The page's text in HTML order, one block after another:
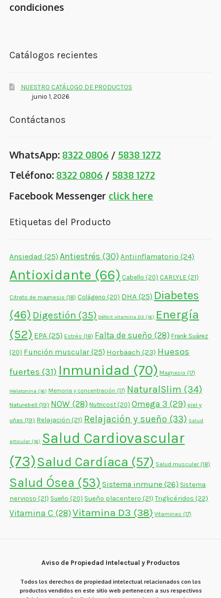
condiciones
Catálogos recientes
NUESTRO CATÁLOGO DE PRODUCTOS
junio 1, 2026
Contáctanos
WhatsApp: 8322 0806 / 5838 1272
Teléfono: 8322 0806 / 5838 1272
Facebook Messenger click here
Etiquetas del Producto
Ansiedad (25) Antiestrés (30)Antiinflamatorio (24)
Antioxidante (66) Cabello (20) CARLYLE(21)
Citrato de magnesio (18) Colágeno (20) DHA (25) Diabetes
(46) Digestión (35) Déficit vitamina D3 (16) Energía
(52) EPA (25) Estrés (18) Falta de sueño (28) Frank Suárez
(20) Función muscular (25) Horbäach (23) Huesos
fuertes (31) Inmunidad (70) Magnesio (17)
Melatonina (16) Memoria y concentración (17) NaturalSlim (34)
Naturebell (19) NOW (28) Nutricost (20) Omega 3 (29) piel y
uñas (19) Relajación (21) Relajación y sueño (33) Salud
articular (16) Salud Cardiovascular
(73)Salud Cardíaca (57) Salud muscular(18)
Salud Ósea (53) Sistema inmune (26) Sistema
nervioso (21) Sueño (20) Sueño placentero (21) Triglicéridos (22)
Vitamina C (28) Vitamina D3 (38) Vitaminas (17)
Aviso de Propiedad Intelectual y Productos
Todos los derechos de propiedad intelectual relacionados con los
productos vendidos en este sitio web pertenecen a sus respectivos